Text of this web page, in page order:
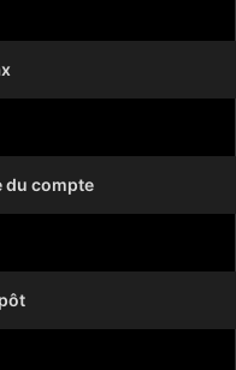
du compte